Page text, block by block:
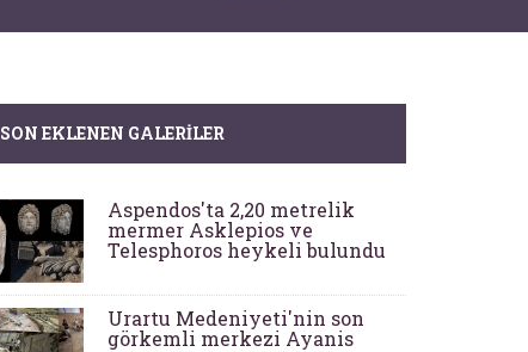
SON EKLENEN GALERILER
Aspendos'ta 2,20 metrelik
mermer Asklepios ve
Telesphoros heykeli bulundu
Urartu Medeniyeti'nin son
görkemli merkezi Ayanis